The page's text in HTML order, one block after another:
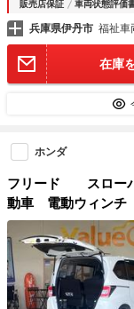
販売店保証 車両状態評価
兵庫県伊丹市 福祉車
在庫
ホンダ
フリード スロー
動車 電動ウィン
ラ 左オートスラ